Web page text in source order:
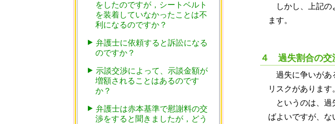
しかし、上記
ます。
４ 過失割合の交
過失に争いがあ
リスクがあります
というのは、
ばよいですが、な
をしたのですが，シートベルト
を装着していなかったことは不
利になるのですか？
弁護士に依頼すると訴訟になる
のですか？
示談交渉によって、示談金額が
増額されることはあるのです
か？
弁護士は赤本基準で慰謝料の交
渉をすると聞きましたが，どう